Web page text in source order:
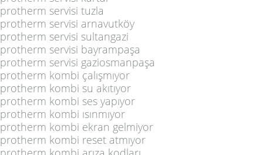
protherm servisi tuzla
protherm servisi arnavutköy
protherm servisi sultangazi
protherm servisi bayrampaşa
protherm servisi gaziosmanpaşa
protherm kombi çalışmıyor
protherm kombi su akıtıyor
protherm kombi ses yapıyor
protherm kombi ısınmıyor
protherm kombi ekran gelmiyor
protherm kombi reset atmıyor